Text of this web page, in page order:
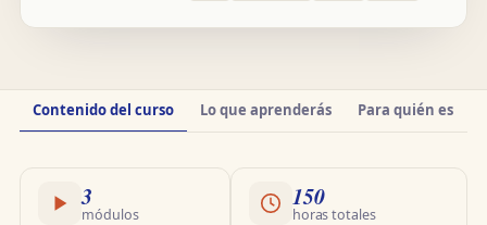
Información
del
Contenido del curso Lo que aprenderás Para quién es
3
módulos
150
horas totales